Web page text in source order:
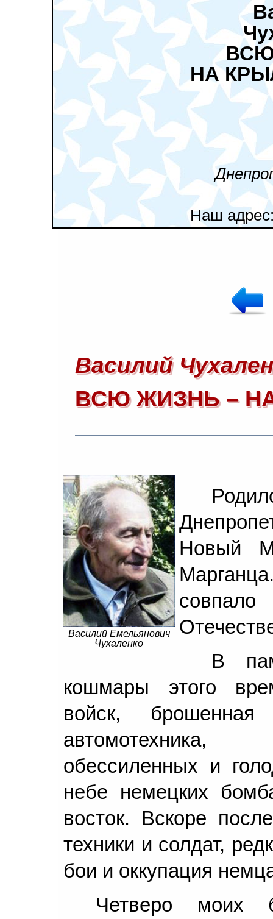
НА
Наш
Василий
ВСЮ ЖИЗНЬ –
Василий Емельянович
Чухаленко
Новый
В
кошмары этого
войск,
автомотехника,
обессиленных и
небе немецких
восток. Вскоре
техники и солдат,
бои и оккупация
Четверо моих